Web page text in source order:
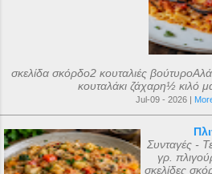
σκελίδα σκόρδο2 κουταλιές
κουταλάκι ζάχαρη½ κιλό
Jul-09 - 2026 |
Συνταγές -
γρ.
σκελίδες